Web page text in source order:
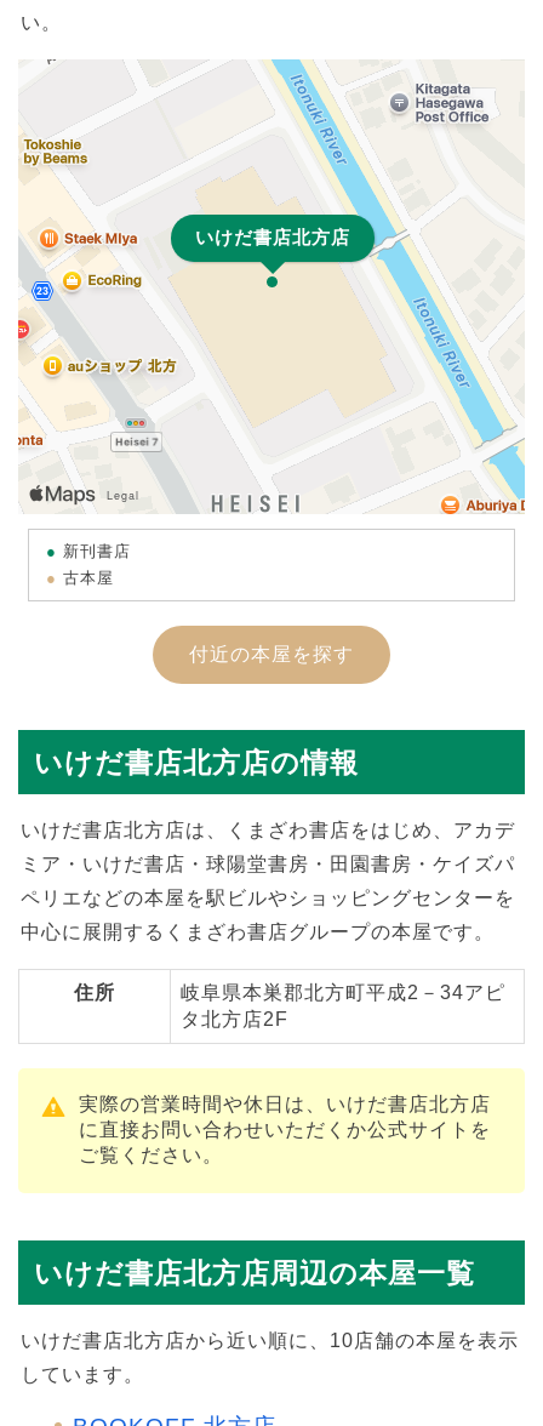
い。
いけだ書店北方店
新刊書店
古本屋
付近の本屋を探す
いけだ書店北方店の情報
いけだ書店北方店は、くまざわ書店をはじめ、アカデ
ミア・いけだ書店・球陽堂書房・田園書房・ケイズパ
ペリエなどの本屋を駅ビルやショッピングセンターを
中心に展開するくまざわ書店グループの本屋です。
住所
岐阜県本巣郡北方町平成2－34アピ
タ北方店2F
実際の営業時間や休日は、いけだ書店北方店
に直接お問い合わせいただくか公式サイトを
ご覧ください。
いけだ書店北方店周辺の本屋一覧
いけだ書店北方店から近い順に、10店舗の本屋を表示
しています。